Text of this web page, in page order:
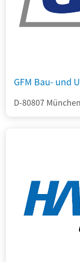
GFM Bau- und
D-80807